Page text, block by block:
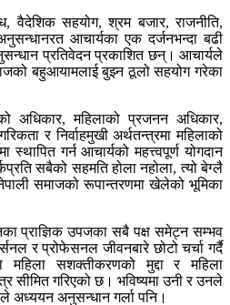
वैदेशिक सहयोग, श्रम बजार, राजनीति,
आचार्यका एक दर्जनभन्दा बढी
प्रतिवेदन प्रकाशित छन्। आचार्यले
बहुआयामलाई बुझ्न ठूलो सहयोग गरेका
अधिकार, महिलाको प्रजनन अधिकार,
र निर्वाहमुखी अर्थतन्त्रमा महिलाको
स्थापित गर्न आचार्यको महत्त्वपूर्ण योगदान
सबैको सहमति होला नहोला, त्यो बेग्लै
समाजको रूपान्तरणमा खेलेको भूमिका
प्राज्ञिक उपजका सबै पक्ष समेट्न सम्भव
र प्रोफेसनल जीवनबारे छोटो चर्चा गर्दै
महिला सशक्तीकरणको मुद्दा र महिला
सीमित गरिएको छ। भविष्यमा उनी र उनले
अध्ययन अनुसन्धान गर्ला पनि।